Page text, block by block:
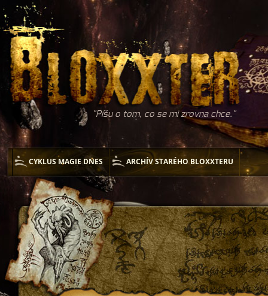
Píšu o tom, co se mi zrovna chce.
CYKLUS MAGIE DNES ARCHÍV STARÉHO BLOXXTERU